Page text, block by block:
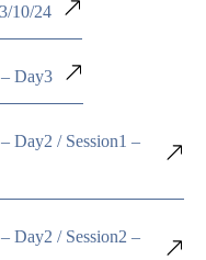
10/24
Day3
/ Session1 –
/ Session2 –